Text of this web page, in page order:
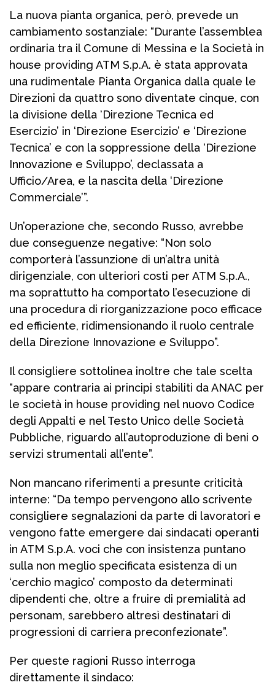
La nuova pianta organica, però, prevede un
cambiamento sostanziale: “Durante l’assemblea
ordinaria tra il Comune di Messina e la Società in
house providing ATM S.p.A. è stata approvata
una rudimentale Pianta Organica dalla quale le
Direzioni da quattro sono diventate cinque, con
la divisione della ‘Direzione Tecnica ed
Esercizio’ in ‘Direzione Esercizio’ e ‘Direzione
Tecnica’ e con la soppressione della ‘Direzione
Innovazione e Sviluppo’, declassata a
Ufficio/Area, e la nascita della ‘Direzione
Commerciale’”.
Un’operazione che, secondo Russo, avrebbe
due conseguenze negative: “Non solo
comporterà l’assunzione di un’altra unità
dirigenziale, con ulteriori costi per ATM S.p.A.,
ma soprattutto ha comportato l’esecuzione di
una procedura di riorganizzazione poco efficace
ed efficiente, ridimensionando il ruolo centrale
della Direzione Innovazione e Sviluppo”.
Il consigliere sottolinea inoltre che tale scelta
“appare contraria ai principi stabiliti da ANAC per
le società in house providing nel nuovo Codice
degli Appalti e nel Testo Unico delle Società
Pubbliche, riguardo all’autoproduzione di beni o
servizi strumentali all’ente”.
Non mancano riferimenti a presunte criticità
interne: “Da tempo pervengono allo scrivente
consigliere segnalazioni da parte di lavoratori e
vengono fatte emergere dai sindacati operanti
in ATM S.p.A. voci che con insistenza puntano
sulla non meglio specificata esistenza di un
‘cerchio magico’ composto da determinati
dipendenti che, oltre a fruire di premialità ad
personam, sarebbero altresì destinatari di
progressioni di carriera preconfezionate”.
Per queste ragioni Russo interroga
direttamente il sindaco: